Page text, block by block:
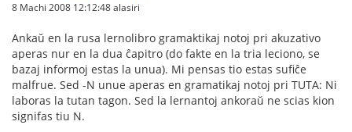
8 Machi 2008 12:12:48 alasiri
Ankaŭ en la rusa lernolibro gramaktikaj notoj pri akuzativo
aperas nur en la dua ĉapitro (do fakte en la tria leciono, se
bazaj informoj estas la unua). Mi pensas tio estas sufiĉe
malfrue. Sed -N unue aperas en gramatikaj notoj pri TUTA: Ni
laboras la tutan tagon. Sed la lernantoj ankoraŭ ne scias kion
signifas tiu N.